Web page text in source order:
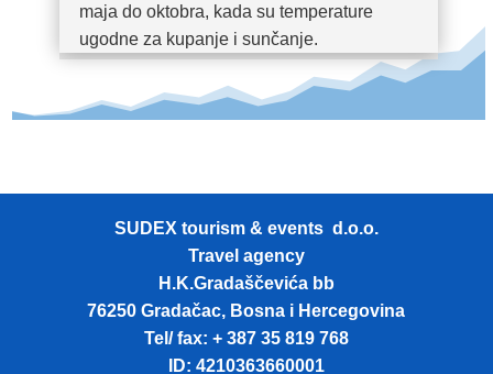
maja do oktobra, kada su temperature
ugodne za kupanje i sunčanje.
SUDEX tourism & events d.o.o.
Travel agency
H.K.Gradaščevića bb
76250 Gradačac, Bosna i Hercegovina
Tel/ fax: + 387 35 819 768
ID: 4210363660001